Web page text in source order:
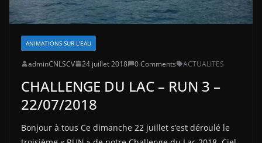
ANIMATIONS SUR L'EAU
adminCNLSCV 24 juillet 2018 0 Comments ACTUALITES
CHALLENGE DU LAC – RUN 3 –
22/07/2018
Bonjour à tous Ce dimanche 22 juillet s’est déroulé le